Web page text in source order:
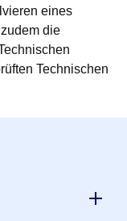
eines
die
Technischen